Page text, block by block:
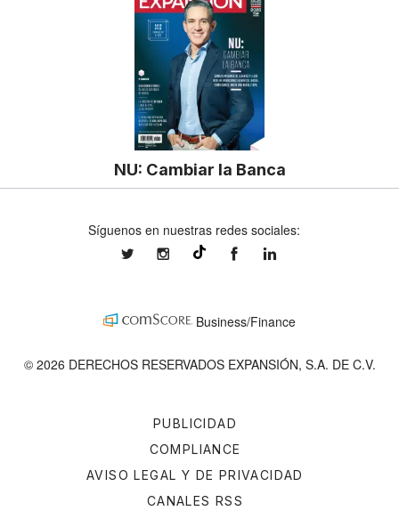
NU: Cambiar la Banca
PUBLICIDAD
COMPLIANCE
AVISO LEGAL Y DE PRIVACIDAD
CANALES RSS
Síguenos en nuestras redes sociales:
expansionmxexpansionmx ExpansionMex
Business/Finance
© 2026 DERECHOS RESERVADOS EXPANSIÓN, S.A. DE C.V.